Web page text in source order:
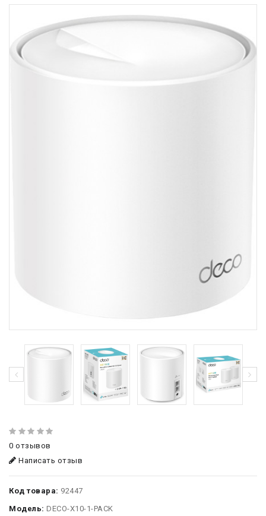
0 отзывов
Написать отзыв
Код товара: 92447
Модель: DECO-X10-1-PACK